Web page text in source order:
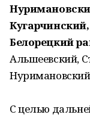
Белорецкий
Альшеевский,
С целью